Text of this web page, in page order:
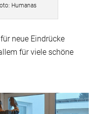
Humanas
neue Eindrücke
für viele schöne